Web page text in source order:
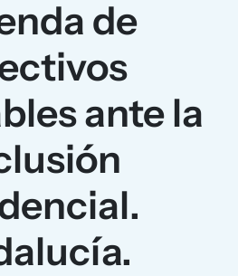
de
ante la